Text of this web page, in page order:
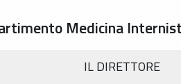
Medicina
IL DIRETTORE